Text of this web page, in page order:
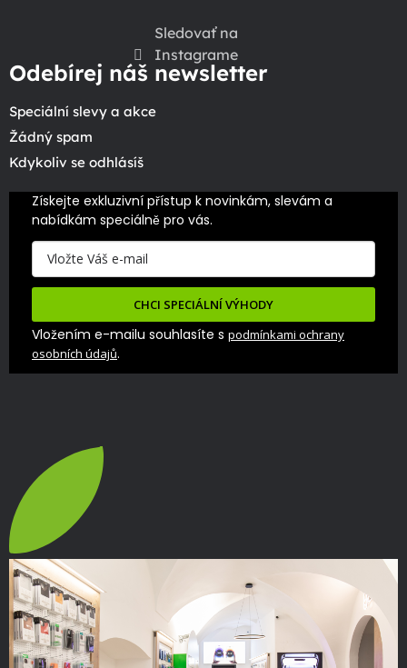
Sledovať na
Instagrame
Odebírej náš newsletter
Speciální slevy a akce
Žádný spam
Kdykoliv se odhlásíš
Získejte exkluzivní přístup k novinkám, slevám a
nabídkám speciálně pro vás.
CHCI SPECIÁLNÍ VÝHODY
Vložením e-mailu souhlasíte s podmínkami ochrany
osobních údajů.